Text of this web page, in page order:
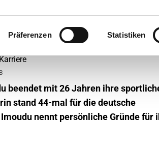
Präferenzen Statistiken
ihre Karriere
beendet mit 26 Jahren ihre
stand 44-mal für die deutsche
nennt persönliche Gründe für